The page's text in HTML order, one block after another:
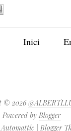
Inici
© 2026
Powered by Blogger
Automattic| Blogger